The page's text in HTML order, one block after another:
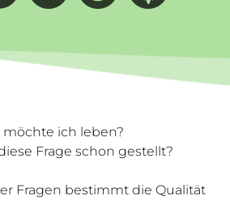
möchte ich leben?
Frage schon gestellt?
Fragen bestimmt die Qualität